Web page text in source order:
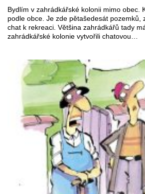
Bydlím v zahrádkářské kolonii mimo obec.
podle obce. Je zde pětašedesát pozemků,
chat k rekreaci. Většina zahrádkářů tady
zahrádkářské kolonie vytvořili chatovou…